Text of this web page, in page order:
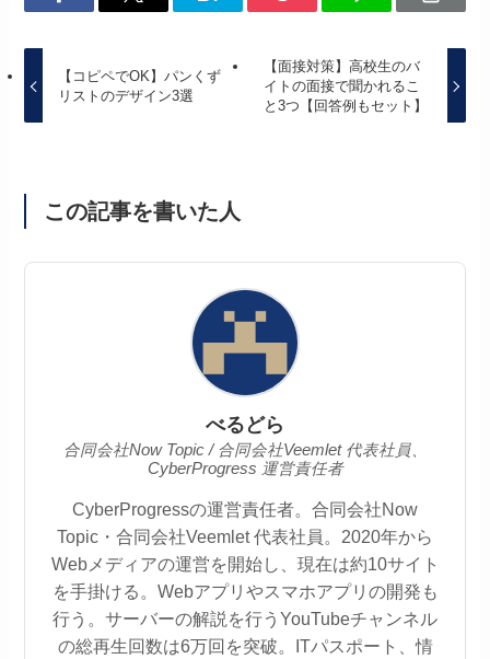
【コピペでOK】パンくず
リストのデザイン3選
【面接対策】高校生のバ
イトの面接で聞かれるこ
と3つ【回答例もセット】
この記事を書いた人
べるどら
合同会社Now Topic / 合同会社Veemlet 代表社員、
CyberProgress 運営責任者
CyberProgressの運営責任者。合同会社Now
Topic・合同会社Veemlet 代表社員。2020年から
Webメディアの運営を開始し、現在は約10サイト
を手掛ける。Webアプリやスマホアプリの開発も
行う。サーバーの解説を行うYouTubeチャンネル
の総再生回数は6万回を突破。ITパスポート、情